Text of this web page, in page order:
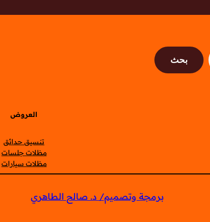
بحث
العروض
تنسيق حدائق
مظلات جلسات
مظلات سيارات
برمجة وتصميم/ د. صالح الطاهري